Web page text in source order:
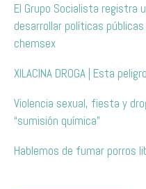
El Grupo Socialista registra
desarrollar políticas
chemsex
XILACINA DROGA | Esta
Violencia sexual, fiesta y
“sumisión química”
Hablemos de fumar porros